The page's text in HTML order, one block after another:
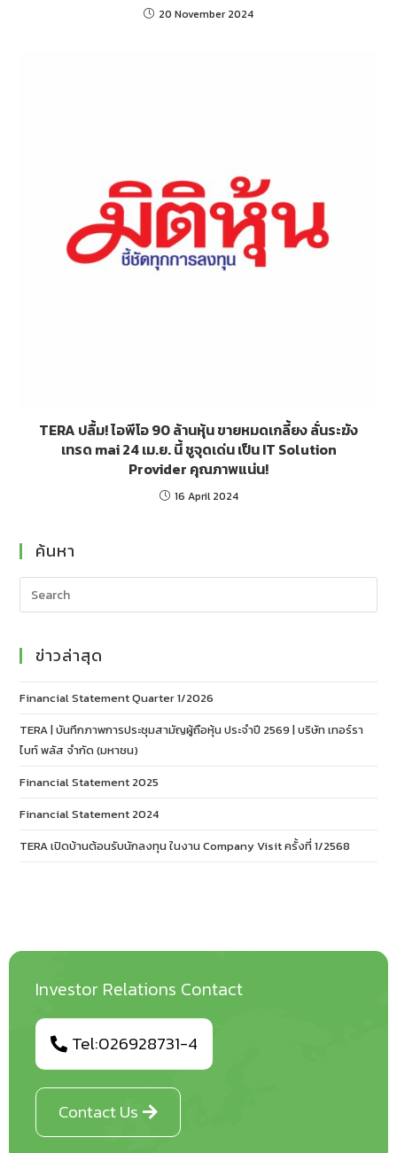
20 November 2024
TERA ปลื้ม! ไอพีโอ 90 ล้านหุ้น ขายหมดเกลี้ยง ลั่นระฆัง
เทรด mai 24 เม.ย. นี้ ชูจุดเด่น เป็น IT Solution
Provider คุณภาพแน่น!
16 April 2024
ค้นหา
ข่าวล่าสุด
Financial Statement Quarter 1/2026
TERA | บันทึกภาพการประชุมสามัญผู้ถือหุ้น ประจำปี 2569 | บริษัท เทอร์รา
ไบท์ พลัส จำกัด (มหาชน)
Financial Statement 2025
Financial Statement 2024
TERA เปิดบ้านต้อนรับนักลงทุน ในงาน Company Visit ครั้งที่ 1/2568
Investor Relations Contact
Tel:026928731-4
Contact Us